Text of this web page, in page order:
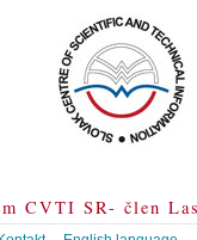
CVTI SR- člen